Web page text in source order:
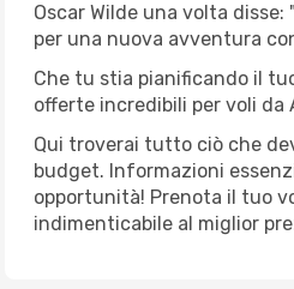
Oscar Wilde una volta
per una nuova avventura
Che tu stia pianificando il
offerte incredibili per voli da
Qui troverai tutto ciò che
budget. Informazioni
opportunità! Prenota il tuo
indimenticabile al miglior